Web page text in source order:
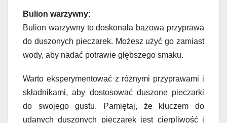
Bulion warzywny:
Bulion warzywny to doskonała bazowa przyprawa
do duszonych pieczarek. Możesz użyć go zamiast
wody, aby nadać potrawie głębszego smaku.
Warto eksperymentować z różnymi przyprawami i
składnikami, aby dostosować duszone pieczarki
do swojego gustu. Pamiętaj, że kluczem do
udanych duszonych pieczarek jest cierpliwość i